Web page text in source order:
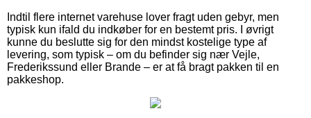
Indtil flere internet varehuse lover fragt uden gebyr, men
typisk kun ifald du indkøber for en bestemt pris. I øvrigt
kunne du beslutte sig for den mindst kostelige type af
levering, som typisk – om du befinder sig nær Vejle,
Frederikssund eller Brande – er at få bragt pakken til en
pakkeshop.